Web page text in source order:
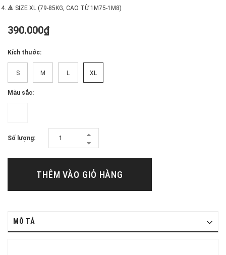
🔺 SIZE XL (79-85KG, CAO TỪ 1M75-1M8)
390.000₫
Kích thước:
S M L XL
Màu sắc:
Số lượng:
THÊM VÀO GIỎ HÀNG
MÔ TẢ